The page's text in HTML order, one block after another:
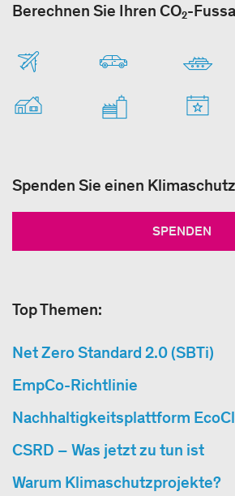
Berechnen Sie Ihren CO₂-
Spenden Sie einen
SPENDEN
Top Themen:
Net Zero Standard 2.0 (SBTi)
EmpCo-Richtlinie
Nachhaltigkeitsplattform
CSRD – Was jetzt zu tun ist
Warum Klimaschutzprojekte?